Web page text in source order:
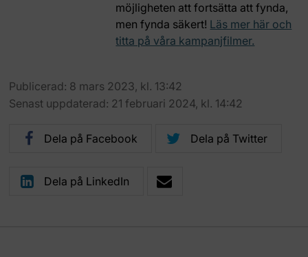
möjligheten att fortsätta att fynda,
men fynda säkert! Läs mer här och
titta på våra kampanjfilmer.
Publicerad: 8 mars 2023, kl. 13:42
Senast uppdaterad: 21 februari 2024, kl. 14:42
Dela på Facebook Dela på Twitter
Dela på LinkedIn